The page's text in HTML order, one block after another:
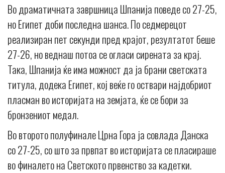
Во драматичната завршница Шпанија поведе со 27-25,
но Египет доби последна шанса. По седмерецот
реализиран пет секунди пред крајот, резултатот беше
27-26, но веднаш потоа се огласи сирената за крај.
Така, Шпанија ќе има можност да ја брани светската
титула, додека Египет, кој веќе го оствари најдобриот
пласман во историјата на земјата, ќе се бори за
бронзениот медал.
Во второто полуфинале Црна Гора ја совлада Данска
со 27-25, со што за првпат во историјата се пласираше
во финалето на Светското првенство за кадетки.